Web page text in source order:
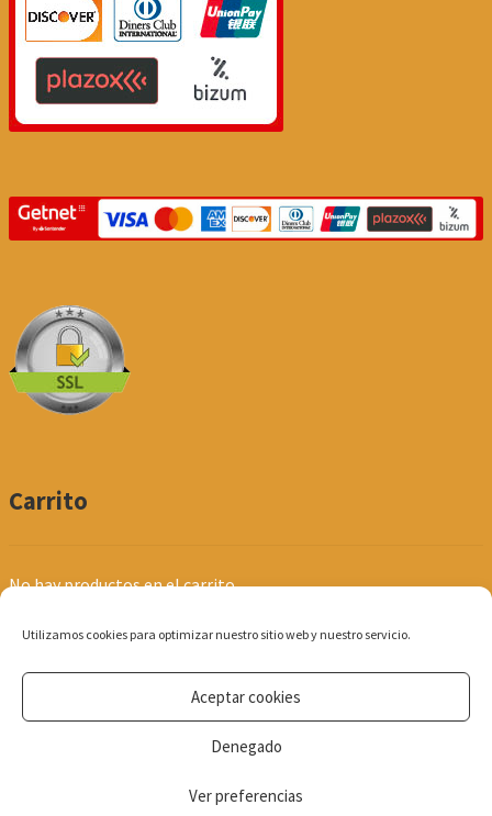
Utilizamos cookies para optimizar nuestro sitio web y nuestro servicio.
Aceptar cookies
Denegado
Ver preferencias
Carrito
No hay productos en el carrito.
© Produpel | Productos de Peluquería y Estética 2026